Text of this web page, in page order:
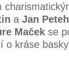
a Jan Peteh
Maček se
o kráse